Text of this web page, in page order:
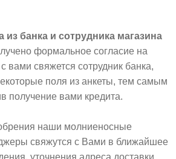
из банка и сотрудника магазина
формальное согласие на
вами свяжется сотрудник банка,
поля из анкеты, тем самым
получение вами кредита.
наши молниеносные
свяжутся с Вами в ближайшее